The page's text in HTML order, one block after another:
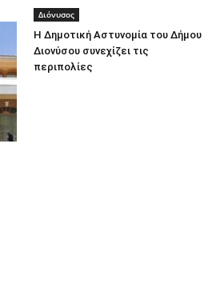
Διόνυσος
Η Δημοτική Αστυνομία του Δήμου
Διονύσου συνεχίζει τις
περιπολίες